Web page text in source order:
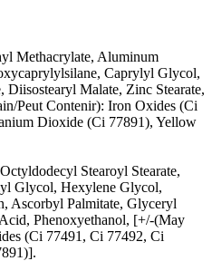
Methacrylate, Aluminum
Caprylyl Glycol,
Malate, Zinc Stearate,
Peut Contenir): Iron Oxides (Ci
Dioxide (Ci 77891), Yellow
Stearoyl Stearate,
Glycol, Hexylene Glycol,
Ascorbyl Palmitate, Glyceryl
Phenoxyethanol, [+/-(May
(Ci 77491, Ci 77492, Ci